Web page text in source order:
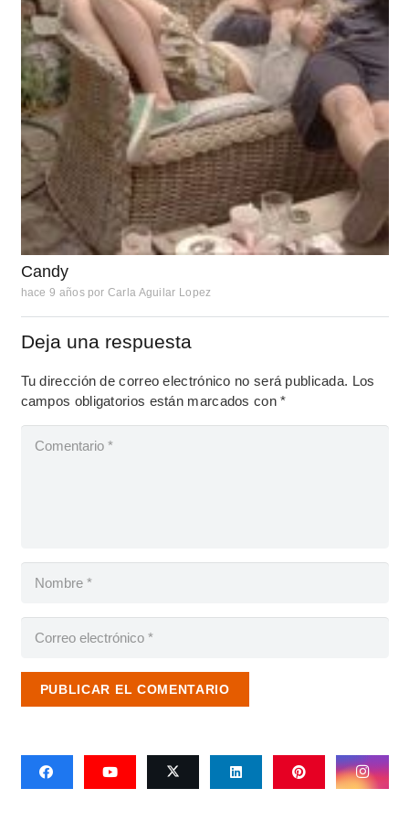
Candy
hace 9 años por Carla Aguilar Lopez
Deja una respuesta
Tu dirección de correo electrónico no será publicada. Los
campos obligatorios están marcados con*
PUBLICAR EL COMENTARIO